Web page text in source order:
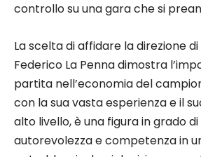
controllo su una gara che si
La scelta di affidare la direzione
Federico La Penna dimostra
partita nell’economia del
con la sua vasta esperienza e il
alto livello, è una figura in grado
autorevolezza e competenza in